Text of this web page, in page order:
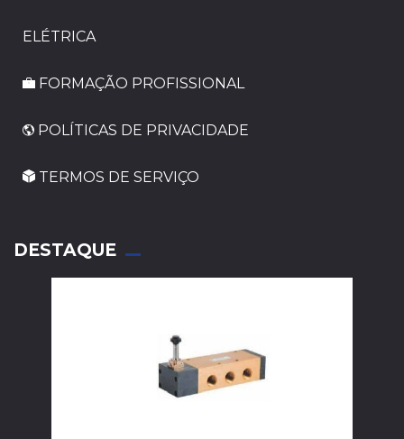
ELÉTRICA
FORMAÇÃO PROFISSIONAL
POLÍTICAS DE PRIVACIDADE
TERMOS DE SERVIÇO
DESTAQUE